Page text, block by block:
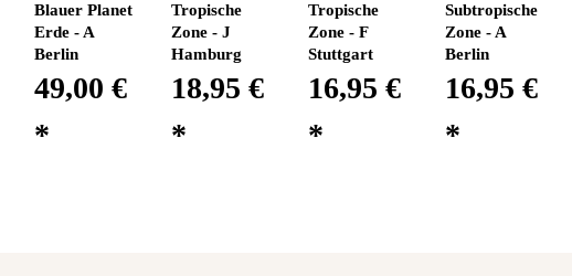
Blauer Planet
Erde - A
Berlin
49,00 €
*
Tropische
Zone - J
Hamburg
18,95 €
*
Tropische
Zone - F
Stuttgart
16,95 €
*
Subtropische
Zone - A
Berlin
16,95 €
*